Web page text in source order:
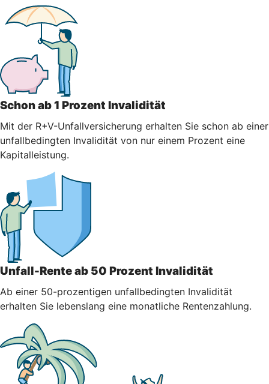
Schon ab 1 Prozent Invalidität
Mit der R+V-Unfallversicherung erhalten Sie schon ab einer
unfallbedingten Invalidität von nur einem Prozent eine
Kapitalleistung.
Unfall-Rente ab 50 Prozent Invalidität
Ab einer 50-prozentigen unfallbedingten Invalidität
erhalten Sie lebenslang eine monatliche Rentenzahlung.